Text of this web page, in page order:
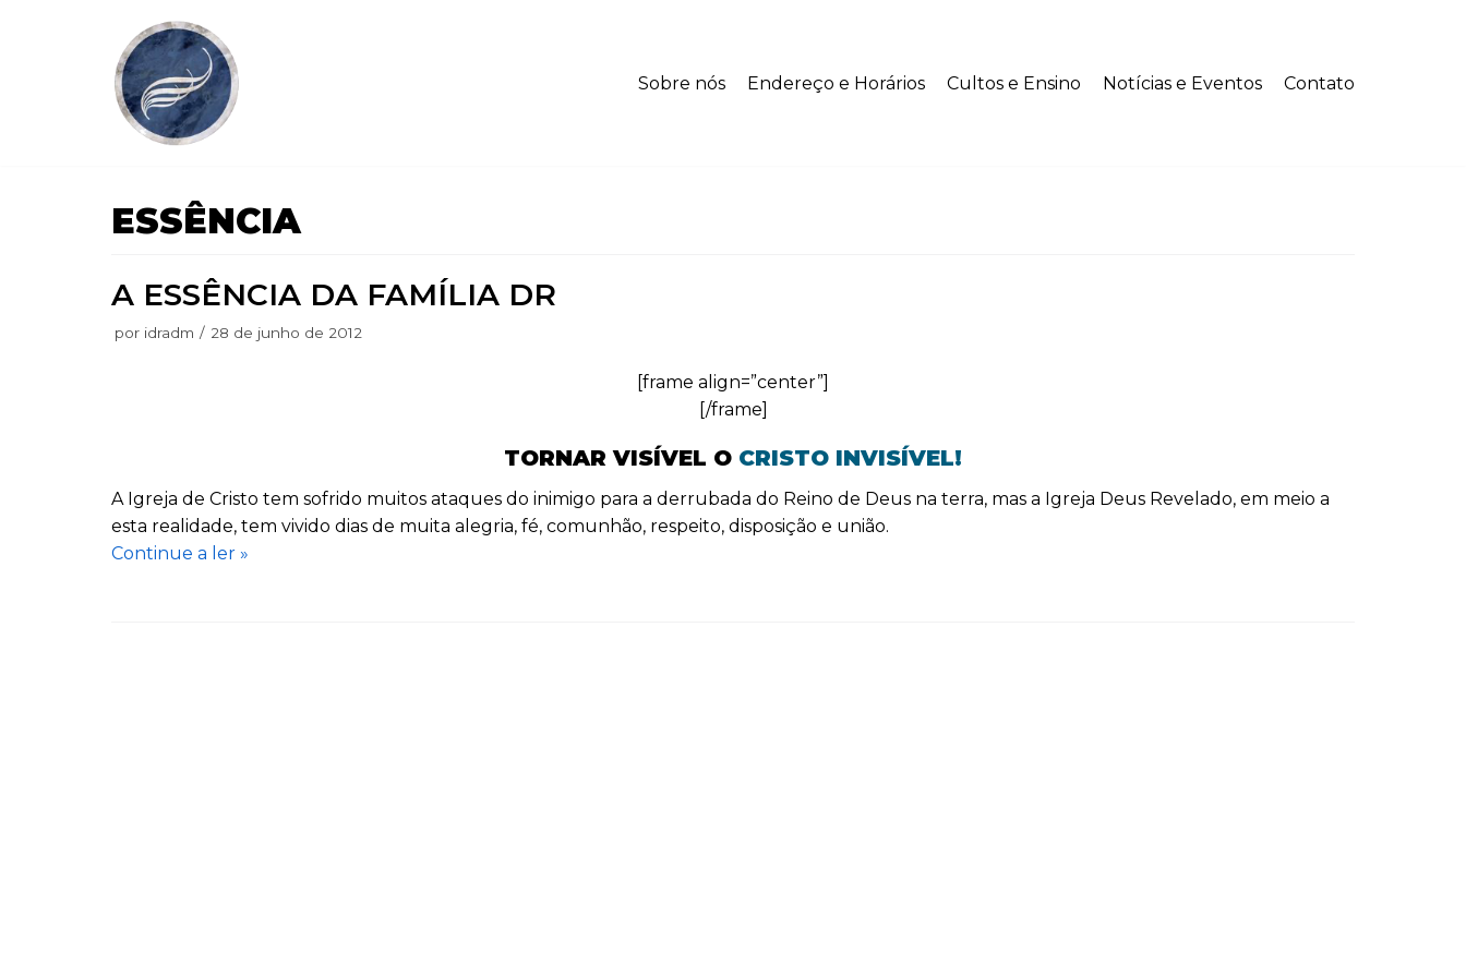
Sobre nós Endereço e Horários Cultos e Ensino Notícias e Eventos Contato
ESSÊNCIA
A ESSÊNCIA DA FAMÍLIA DR
por idradm 28 de junho de 2012
[frame align=”center”]
[/frame]
TORNAR VISÍVEL O CRISTO INVISÍVEL!
A Igreja de Cristo tem sofrido muitos ataques do inimigo para a derrubada do Reino de Deus na terra, mas a Igreja Deus Revelado, em meio a
esta realidade, tem vivido dias de muita alegria, fé, comunhão, respeito, disposição e união.
Continue a ler »